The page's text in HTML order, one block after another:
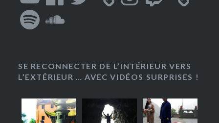
Spotify
SE RECONNECTER DE L’INTÉRIEUR VERS
L’EXTÉRIEUR … AVEC VIDÉOS SURPRISES !